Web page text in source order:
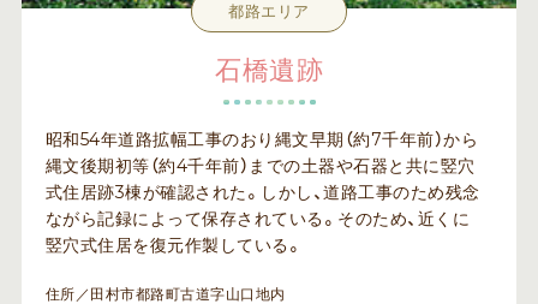
都路エリア
石橋遺跡
昭和54年道路拡幅工事のおり縄文早期（約7千年前）から
縄文後期初等（約4千年前）までの土器や石器と共に竪穴
式住居跡3棟が確認された。しかし、道路工事のため残念
ながら記録によって保存されている。そのため、近くに
竪穴式住居を復元作製している。
住所／田村市都路町古道字山口地内